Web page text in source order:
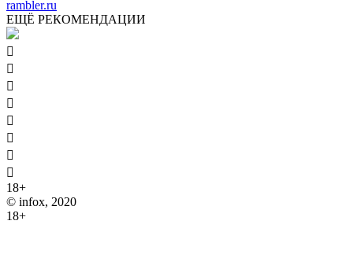
rambler.ru
ЕЩЁ РЕКОМЕНДАЦИИ








18+
© infox, 2020
18+